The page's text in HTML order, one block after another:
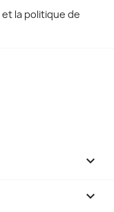
la politique de

